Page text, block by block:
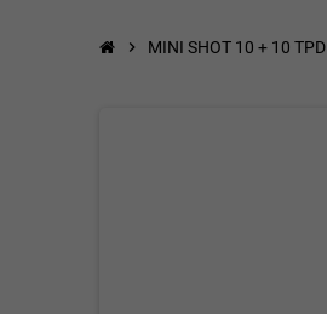
chevron_right MINI SHOT 10 + 10 TPD